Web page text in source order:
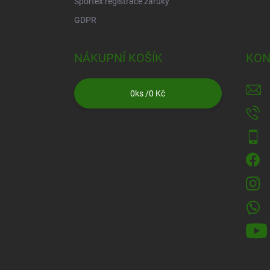
GDPR
NÁKUPNÍ KOŠÍK
0ks /0 Kč